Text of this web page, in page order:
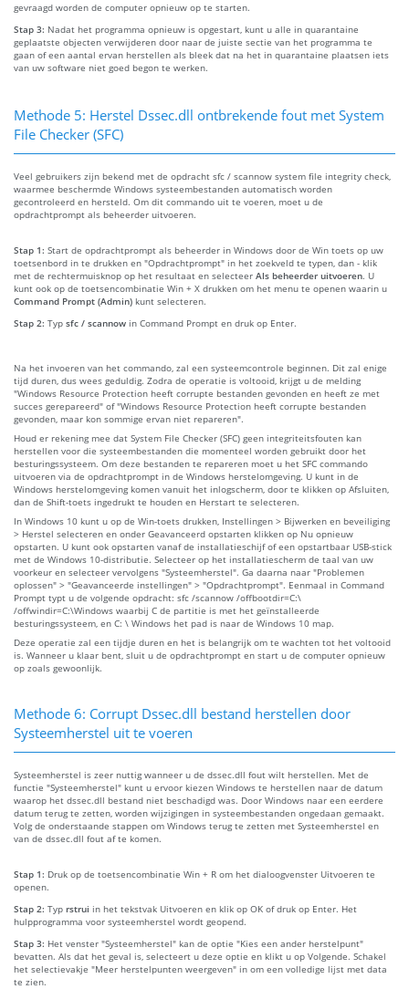
gevraagd worden de computer opnieuw op te starten.
Stap 3: Nadat het programma opnieuw is opgestart, kunt u alle in quarantaine
geplaatste objecten verwijderen door naar de juiste sectie van het programma te
gaan of een aantal ervan herstellen als bleek dat na het in quarantaine plaatsen iets
van uw software niet goed begon te werken.
Methode 5: Herstel Dssec.dll ontbrekende fout met System
File Checker (SFC)
Veel gebruikers zijn bekend met de opdracht sfc / scannow system file integrity check,
waarmee beschermde Windows systeembestanden automatisch worden
gecontroleerd en hersteld. Om dit commando uit te voeren, moet u de
opdrachtprompt als beheerder uitvoeren.
Stap 1: Start de opdrachtprompt als beheerder in Windows door de Win toets op uw
toetsenbord in te drukken en "Opdrachtprompt" in het zoekveld te typen, dan - klik
met de rechtermuisknop op het resultaat en selecteer Als beheerder uitvoeren. U
kunt ook op de toetsencombinatie Win + X drukken om het menu te openen waarin u
Command Prompt (Admin) kunt selecteren.
Stap 2: Typ sfc / scannow in Command Prompt en druk op Enter.
Na het invoeren van het commando, zal een systeemcontrole beginnen. Dit zal enige
tijd duren, dus wees geduldig. Zodra de operatie is voltooid, krijgt u de melding
"Windows Resource Protection heeft corrupte bestanden gevonden en heeft ze met
succes gerepareerd" of "Windows Resource Protection heeft corrupte bestanden
gevonden, maar kon sommige ervan niet repareren".
Houd er rekening mee dat System File Checker (SFC) geen integriteitsfouten kan
herstellen voor die systeembestanden die momenteel worden gebruikt door het
besturingssysteem. Om deze bestanden te repareren moet u het SFC commando
uitvoeren via de opdrachtprompt in de Windows herstelomgeving. U kunt in de
Windows herstelomgeving komen vanuit het inlogscherm, door te klikken op Afsluiten,
dan de Shift-toets ingedrukt te houden en Herstart te selecteren.
In Windows 10 kunt u op de Win-toets drukken, Instellingen > Bijwerken en beveiliging
> Herstel selecteren en onder Geavanceerd opstarten klikken op Nu opnieuw
opstarten. U kunt ook opstarten vanaf de installatieschijf of een opstartbaar USB-stick
met de Windows 10-distributie. Selecteer op het installatiescherm de taal van uw
voorkeur en selecteer vervolgens "Systeemherstel". Ga daarna naar "Problemen
oplossen" > "Geavanceerde instellingen" > "Opdrachtprompt". Eenmaal in Command
Prompt typt u de volgende opdracht: sfc /scannow /offbootdir=C:\
/offwindir=C:\Windows waarbij C de partitie is met het geïnstalleerde
besturingssysteem, en C: \ Windows het pad is naar de Windows 10 map.
Deze operatie zal een tijdje duren en het is belangrijk om te wachten tot het voltooid
is. Wanneer u klaar bent, sluit u de opdrachtprompt en start u de computer opnieuw
op zoals gewoonlijk.
Methode 6: Corrupt Dssec.dll bestand herstellen door
Systeemherstel uit te voeren
Systeemherstel is zeer nuttig wanneer u de dssec.dll fout wilt herstellen. Met de
functie "Systeemherstel" kunt u ervoor kiezen Windows te herstellen naar de datum
waarop het dssec.dll bestand niet beschadigd was. Door Windows naar een eerdere
datum terug te zetten, worden wijzigingen in systeembestanden ongedaan gemaakt.
Volg de onderstaande stappen om Windows terug te zetten met Systeemherstel en
van de dssec.dll fout af te komen.
Stap 1: Druk op de toetsencombinatie Win + R om het dialoogvenster Uitvoeren te
openen.
Stap 2: Typ rstrui in het tekstvak Uitvoeren en klik op OK of druk op Enter. Het
hulpprogramma voor systeemherstel wordt geopend.
Stap 3: Het venster "Systeemherstel" kan de optie "Kies een ander herstelpunt"
bevatten. Als dat het geval is, selecteert u deze optie en klikt u op Volgende. Schakel
het selectievakje "Meer herstelpunten weergeven" in om een volledige lijst met data
te zien.